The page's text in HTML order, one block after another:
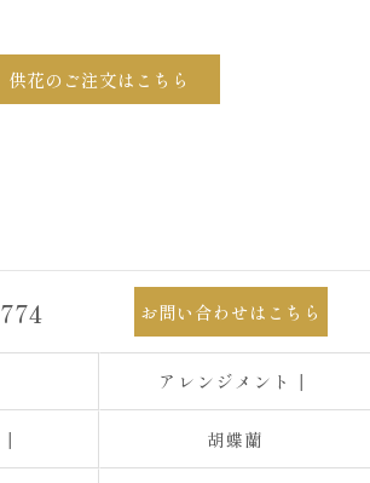
供花のご注文はこちら
お問い合わせはこちら
アレンジメント┃
胡蝶蘭